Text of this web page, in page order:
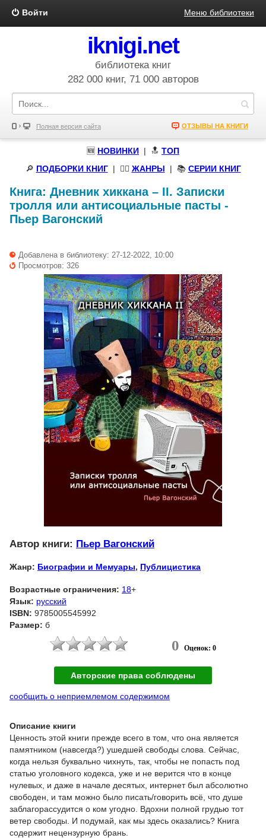
Войти Меню библиотеки
iknigi.net
библиотека книг
282 000 книг, 71 000 авторов
Полная версия сайта ОТЗЫВЫ НА КНИГИ
🆕 НОВИНКИ | 🔝 ТОП
🔎 ПОДБОРКИ КНИГ| 🧝‍♀️ ЖАНРЫ | 📚 СЕРИИ КНИГ
Книга: Дневник хиккана – II. Записки
тролля или антисоциальные пасты -
Пьер Вагонский
Добавлена в библиотеку: 27-12-2022, 10:00
Просмотров: 326
Автор книги: Пьер Вагонский
Жанр: Биографии и Мемуары, Публицистика
Возрастные ограничения: 18+
Язык: русский
ISBN: 9785005545992
Размер: б
0 Оценок: 0
Авторские права соблюдены
сообщить о неприемлемом содержимом
Описание книги
Ценность этой книги прежде всего в том, что она является
памятником (навсегда?) ушедшей свободы слова. Сейчас,
когда нельзя буквально чихнуть, так, чтобы не попасть под
статью уголовного кодекса, уже и не верится что в конце
нулевых, и даже в начале десятых, интернет был абсолютно
свободен, и там можно было писать/говорить всё, что душе
заблагорассудится о ком угодно. Вдохни полной грудью тот
ветер свободы. И подумай, как мы здесь оказались? Книга
содержит нецензурную брань.